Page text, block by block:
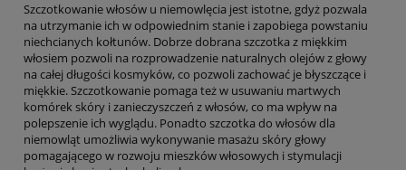
Szczotkowanie włosów u niemowlęcia jest istotne, gdyż pozwala
na utrzymanie ich w odpowiednim stanie i zapobiega powstaniu
niechcianych kołtunów. Dobrze dobrana szczotka z miękkim
włosiem pozwoli na rozprowadzenie naturalnych olejów z głowy
na całej długości kosmyków, co pozwoli zachować je błyszczące i
miękkie. Szczotkowanie pomaga też w usuwaniu martwych
komórek skóry i zanieczyszczeń z włosów, co ma wpływ na
polepszenie ich wyglądu. Ponadto szczotka do włosów dla
niemowląt umożliwia wykonywanie masażu skóry głowy
pomagającego w rozwoju mieszków włosowych i stymulacji